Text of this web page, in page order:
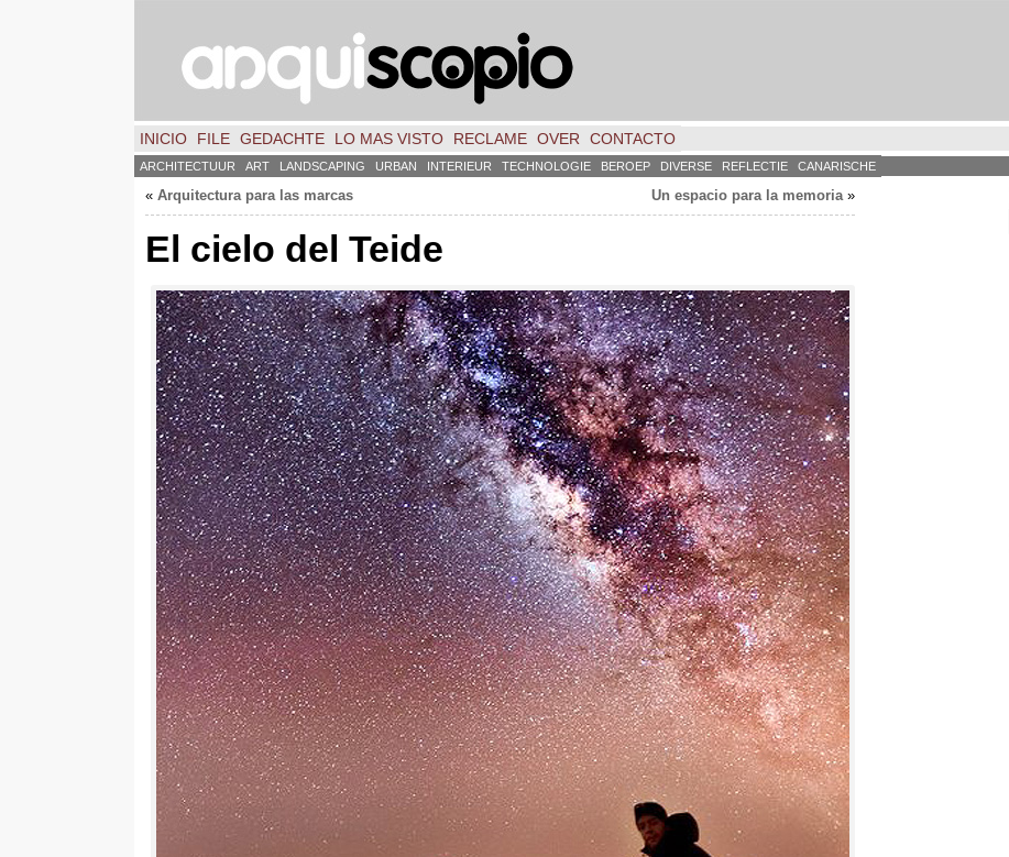
INICIO FILE GEDACHTE LO MAS VISTO RECLAME OVER CONTACTO
ARCHITECTUUR ART LANDSCAPING URBAN INTERIEUR TECHNOLOGIE BEROEP DIVERSE REFLECTIE CANARISCHE
« Arquitectura para las marcas Un espacio para la memoria»
El cielo del Teide